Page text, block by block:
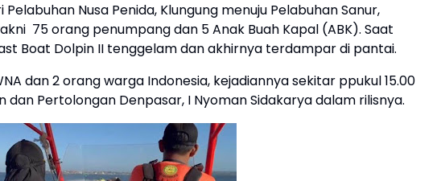
Nusa Penida, Klungung menuju Pelabuhan Sanur,
75 orang penumpang dan 5 Anak Buah Kapal (ABK). Saat
Boat Dolpin II tenggelam dan akhirnya terdampar di pantai.
dan 2 orang warga Indonesia, kejadiannya sekitar ppukul 15.00
dan Pertolongan Denpasar, I Nyoman Sidakarya dalam rilisnya.